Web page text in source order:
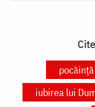
pocăință
iubirea lui